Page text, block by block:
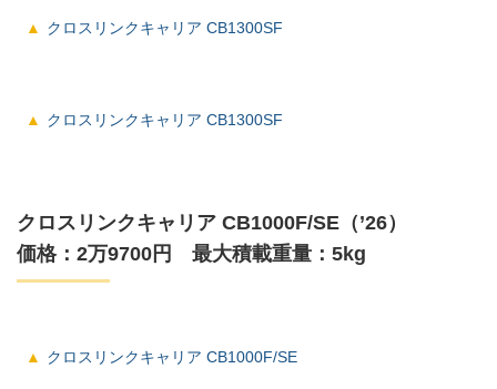
クロスリンクキャリア CB1300SF
クロスリンクキャリア CB1300SF
クロスリンクキャリア CB1000F/SE（’26）
価格：2万9700円 最大積載重量：5kg
クロスリンクキャリア CB1000F/SE